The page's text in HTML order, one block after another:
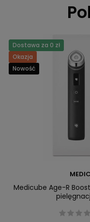
Okazja
Dostawa za 0 zł
Nowość
Medicube Age-R